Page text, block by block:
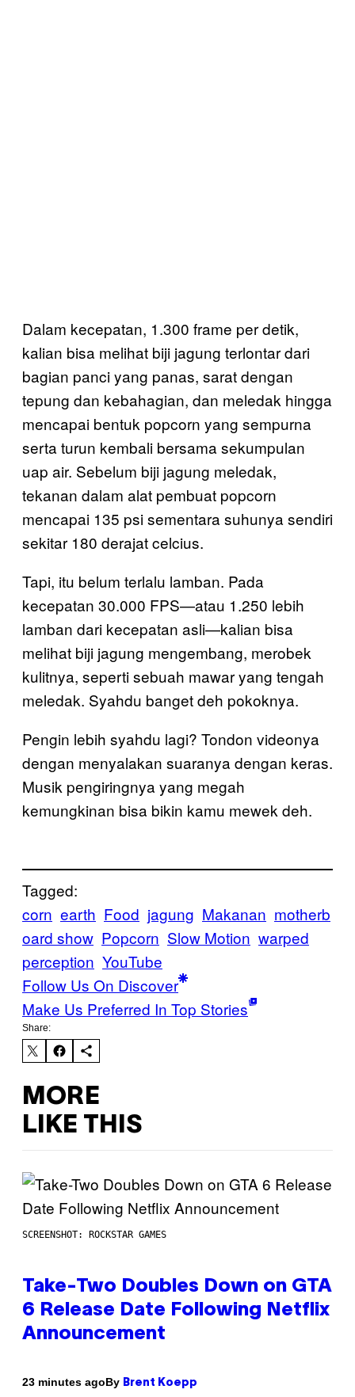
Dalam kecepatan, 1.300 frame per detik,
kalian bisa melihat biji jagung terlontar dari
bagian panci yang panas, sarat dengan
tepung dan kebahagian, dan meledak hingga
mencapai bentuk popcorn yang sempurna
serta turun kembali bersama sekumpulan
uap air. Sebelum biji jagung meledak,
tekanan dalam alat pembuat popcorn
mencapai 135 psi sementara suhunya sendiri
sekitar 180 derajat celcius.
Tapi, itu belum terlalu lamban. Pada
kecepatan 30.000 FPS—atau 1.250 lebih
lamban dari kecepatan asli—kalian bisa
melihat biji jagung mengembang, merobek
kulitnya, seperti sebuah mawar yang tengah
meledak. Syahdu banget deh pokoknya.
Pengin lebih syahdu lagi? Tondon videonya
dengan menyalakan suaranya dengan keras.
Musik pengiringnya yang megah
kemungkinan bisa bikin kamu mewek deh.
Tagged:
corn earth Food jagung Makanan motherb
oard show Popcorn Slow Motion warped
perception YouTube
Follow Us On Discover
Make Us Preferred In Top Stories
Share:
MORE
LIKE THIS
SCREENSHOT: ROCKSTAR GAMES
Take-Two Doubles Down on GTA
6 Release Date Following Netflix
Announcement
23 minutes agoBy Brent Koepp